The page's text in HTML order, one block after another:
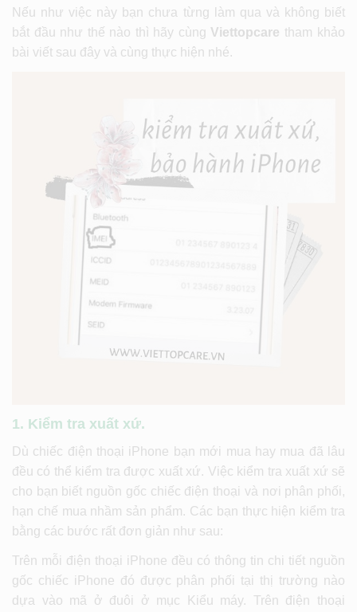
Nếu như việc này bạn chưa từng làm qua và không biết
bắt đầu như thế nào thì hãy cùng Viettopcare tham khảo
bài viết sau đây và cùng thực hiện nhé.
1. Kiểm tra xuất xứ.
Dù chiếc điện thoại iPhone bạn mới mua hay mua đã lâu
đều có thể kiểm tra được xuất xứ. Việc kiểm tra xuất xứ sẽ
cho bạn biết nguồn gốc chiếc điện thoại và nơi phân phối,
hạn chế mua nhầm sản phẩm. Các bạn thực hiện kiểm tra
bằng các bước rất đơn giản như sau:
Trên mỗi điện thoại iPhone đều có thông tin chi tiết nguồn
gốc chiếc iPhone đó được phân phối tại thị trường nào
dựa vào mã ở đuôi ở mục Kiểu máy. Trên điện thoại